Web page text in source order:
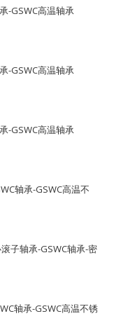
-GSWC高温轴承
-GSWC高温轴承
-GSWC高温轴承
轴承-GSWC高温不
子轴承-GSWC轴承-密
轴承-GSWC高温不锈